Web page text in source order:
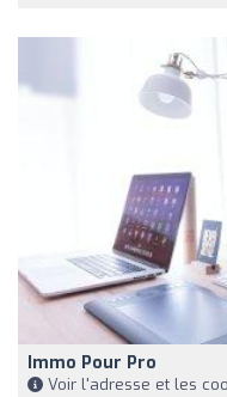
Immo Pour Pro
Voir l'adresse et les